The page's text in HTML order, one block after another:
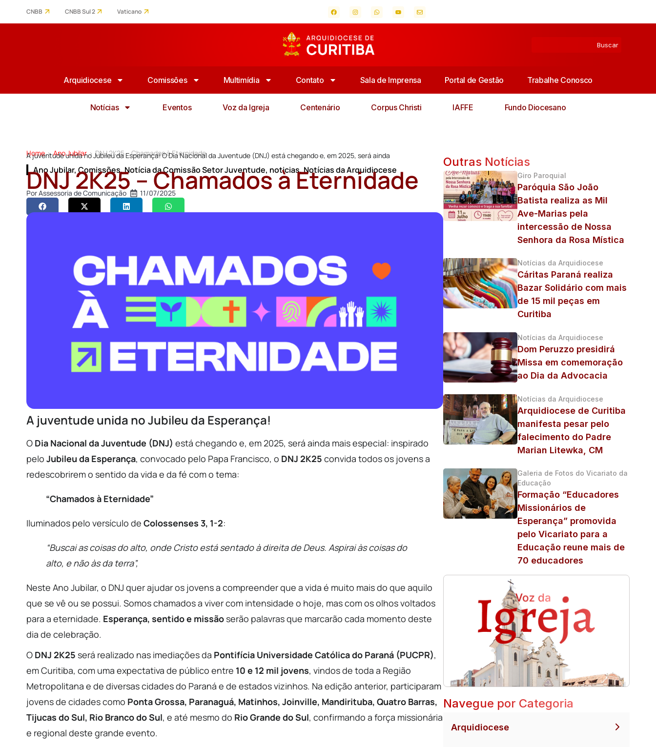
CNBB CNBB Sul 2 Vaticano
Arquidiocese Comissões Multimídia Contato Sala de Imprensa Portal de Gestão Trabalhe Conosco
Notícias Eventos Voz da Igreja Centenário Corpus Christi IAFFE Fundo Diocesano
Home > Ano Jubilar > DNJ 2K25 – Chamados à Eternidade
A juventude unida no Jubileu da Esperança! O Dia Nacional da Juventude (DNJ) está chegando e, em 2025, será ainda
Ano Jubilar, Comissões,Notícia da Comissão Setor Juventude, noticias,Notícias da Arquidiocese
DNJ 2K25 – Chamados à Eternidade
PorAssessoria de Comunicação 11/07/2025
A juventude unida no Jubileu da Esperança!
O Dia Nacional da Juventude (DNJ) está chegando e, em 2025, será ainda mais especial: inspirado
pelo Jubileu da Esperança, convocado pelo Papa Francisco, o DNJ 2K25 convida todos os jovens a
redescobrirem o sentido da vida e da fé com o tema:
“Chamados à Eternidade”
Iluminados pelo versículo de Colossenses 3, 1-2:
“Buscai as coisas do alto, onde Cristo está sentado à direita de Deus. Aspirai às coisas do
alto, e não às da terra”,
Neste Ano Jubilar, o DNJ quer ajudar os jovens a compreender que a vida é muito mais do que aquilo
que se vê ou se possui. Somos chamados a viver com intensidade o hoje, mas com os olhos voltados
para a eternidade. Esperança, sentido e missão serão palavras que marcarão cada momento deste
dia de celebração.
O DNJ 2K25 será realizado nas imediações da Pontifícia Universidade Católica do Paraná (PUCPR),
em Curitiba, com uma expectativa de público entre 10 e 12 mil jovens, vindos de toda a Região
Metropolitana e de diversas cidades do Paraná e de estados vizinhos. Na edição anterior, participaram
jovens de cidades como Ponta Grossa, Paranaguá, Matinhos, Joinville, Mandirituba, Quatro Barras,
Tijucas do Sul, Rio Branco do Sul, e até mesmo do Rio Grande do Sul, confirmando a força missionária
e regional deste grande evento.
Outras Notícias
Giro Paroquial
Paróquia São João
Batista realiza as Mil
Ave-Marias pela
intercessão de Nossa
Senhora da Rosa Mística
Notícias da Arquidiocese
Cáritas Paraná realiza
Bazar Solidário com mais
de 15 mil peças em
Curitiba
Notícias da Arquidiocese
Dom Peruzzo presidirá
Missa em comemoração
ao Dia da Advocacia
Notícias da Arquidiocese
Arquidiocese de Curitiba
manifesta pesar pelo
falecimento do Padre
Marian Litewka, CM
Galeria de Fotos do Vicariato da
Educação
Formação “Educadores
Missionários de
Esperança” promovida
pelo Vicariato para a
Educação reune mais de
70 educadores
Navegue por Categoria
Arquidiocese